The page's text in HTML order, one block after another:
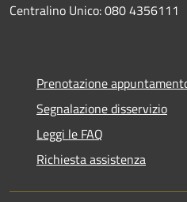
Centralino Unico: 080 4356111
Prenotazione
Segnalazione disservizio
Leggi le FAQ
Richiesta assistenza